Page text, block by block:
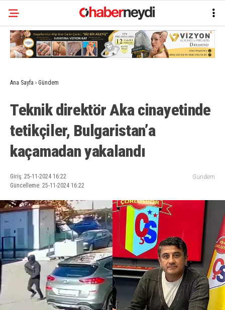
Ana Sayfa › Gündem
Teknik direktör Aka cinayetinde
tetikçiler, Bulgaristan’a
kaçamadan yakalandı
Giriş: 25-11-2024 16:22
Güncelleme: 25-11-2024 16:22
Gündem